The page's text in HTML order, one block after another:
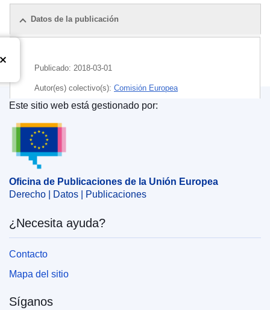
Datos de la publicación
Publicado: 2018-03-01
Autor(es) colectivo(s): Comisión Europea
concentraciones
inversión
CELEX : 52018M8821
OJ : JOC_2018_077_R_0006
Oficina de Publicaciones de la Unión Europea
Este sitio web está gestionado por:
Oficina de Publicaciones de la Unión Europea
Derecho | Datos | Publicaciones
¿Necesita ayuda?
Contacto
Mapa del sitio
Síganos